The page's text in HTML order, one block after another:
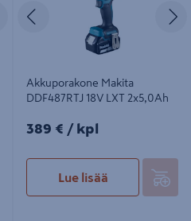
Seuraava
Akkuporakone Makita
DDF487RTJ 18V LXT 2x5,0Ah
389€/kpl
389 € / kpl
Lue lisää